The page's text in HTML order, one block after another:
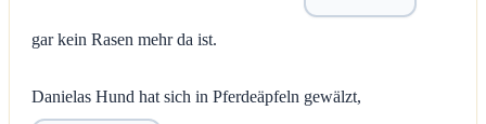
gar kein Rasen mehr da ist.
Danielas Hund hat sich in Pferdeäpfeln gewälzt,